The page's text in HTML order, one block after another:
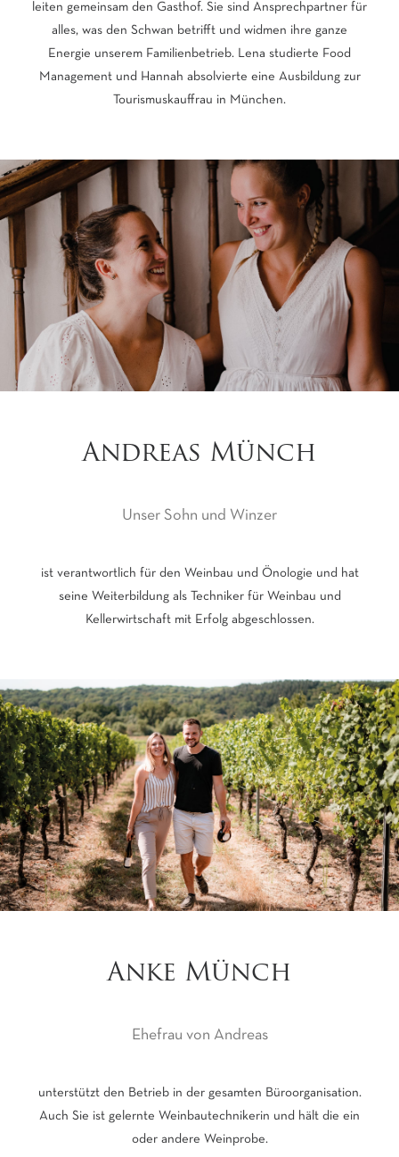
leiten gemeinsam den Gasthof. Sie sind Ansprechpartner für
alles, was den Schwan betrifft und widmen ihre ganze
Energie unserem Familienbetrieb. Lena studierte Food
Management und Hannah absolvierte eine Ausbildung zur
Tourismuskauffrau in München.
Andreas Münch
Unser Sohn und Winzer
ist verantwortlich für den Weinbau und Önologie und hat
seine Weiterbildung als Techniker für Weinbau und
Kellerwirtschaft mit Erfolg abgeschlossen.
Anke Münch
Ehefrau von Andreas
unterstützt den Betrieb in der gesamten Büroorganisation.
Auch Sie ist gelernte Weinbautechnikerin und hält die ein
oder andere Weinprobe.